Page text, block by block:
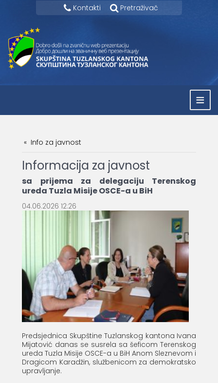
Kontakti Pretraživač
≡
Info za javnost
Informacija za javnost
sa prijema za delegaciju Terenskog
ureda Tuzla Misije OSCE-a u BiH
04.06.2026 12:26
Predsjednica Skupštine Tuzlanskog kantona Ivana
Mijatović danas se susrela sa šeficom Terenskog
ureda Tuzla Misije OSCE-a u BiH Anom Sleznevom i
Dragicom Karadžin, službenicom za demokratsko
upravljanje.